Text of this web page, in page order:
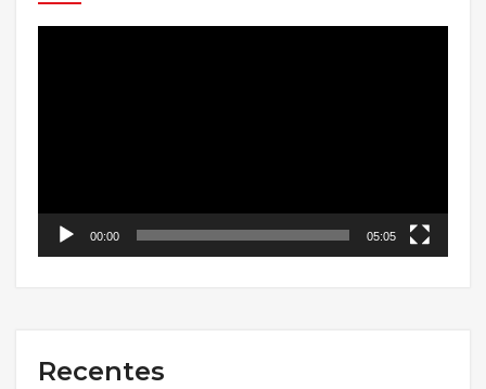
00:00 05:05
Recentes